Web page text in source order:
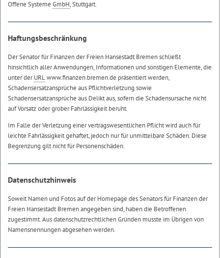
Offene Systeme GmbH, Stuttgart.
Haftungsbeschränkung
Der Senator für Finanzen der Freien Hansestadt Bremen schließt
hinsichtlich aller Anwendungen, Informationen und sonstigen Elemente, die
unter derURLwww.finanzen.bremen.de präsentiert werden,
Schadensersatzansprüche aus Pflichtverletzung sowie
Schadensersatzansprüche aus Delikt aus, sofern die Schadensursache nicht
auf Vorsatz oder grober Fahrlässigkeit beruht.
Im Falle der Verletzung einer vertragswesentlichen Pflicht wird auch für
leichte Fahrlässigkeit gehaftet, jedoch nur für unmittelbare Schäden. Diese
Begrenzung gilt nicht für Personenschäden.
Datenschutzhinweis
Soweit Namen und Fotos auf derHomepage des Senators für Finanzen der
Freien Hansestadt Bremen angegeben sind, haben die Betroffenen
zugestimmt. Aus datenschutzrechtlichen Gründen musste im Übrigen von
Namensnennungen abgesehen werden.